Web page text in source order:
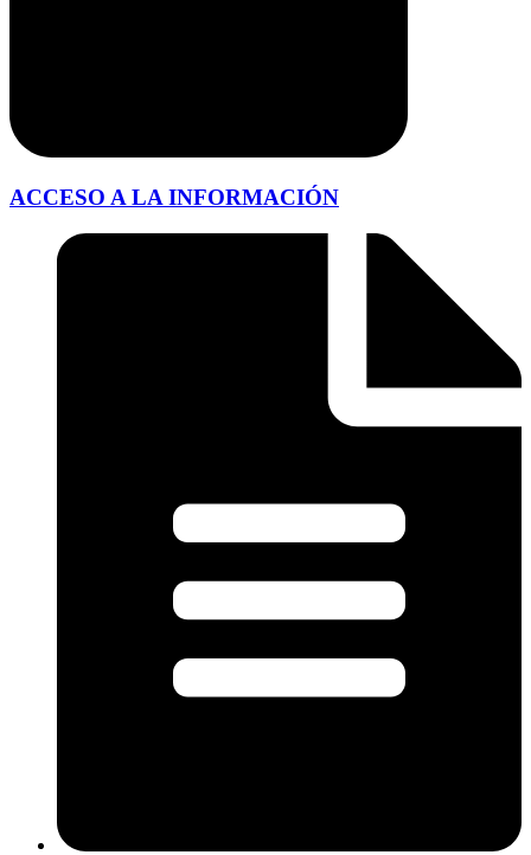
ACCESO A LA INFORMACIÓN